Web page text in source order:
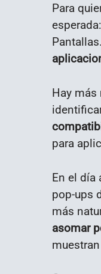
Para
Pantallas.
Hay más
para
En el día
pop-ups
más
asomar